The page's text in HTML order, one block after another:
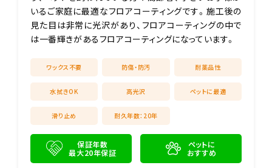
いるご家庭に最適なフロアコーティングです。施工後の
見た目は非常に光沢があり、フロアコーティングの中で
は一番輝きがあるフロアコーティングになっています。
ワックス不要 防傷・防汚 耐薬品性
水拭きOK 高光沢 ペットに最適
滑り止め 耐久年数：20年
保証年数
最大20年保証
ペットに
おすすめ